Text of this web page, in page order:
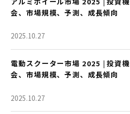
会、市場規模、予測、成長傾向
2025.10.27
電動スクーター市場 2025 | 投資機
会、市場規模、予測、成長傾向
2025.10.27